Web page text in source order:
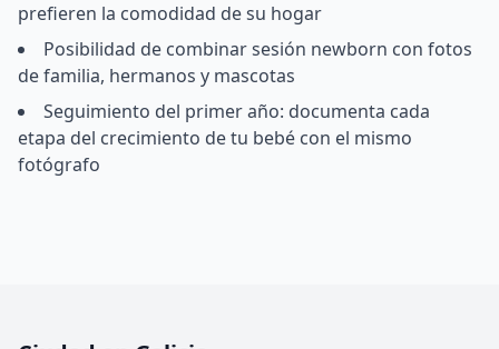
prefieren la comodidad de su hogar
Posibilidad de combinar sesión newborn con fotos
de familia, hermanos y mascotas
Seguimiento del primer año: documenta cada
etapa del crecimiento de tu bebé con el mismo
fotógrafo